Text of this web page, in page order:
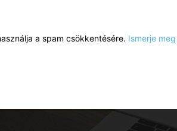
a spam csökkentésére. Ismerje